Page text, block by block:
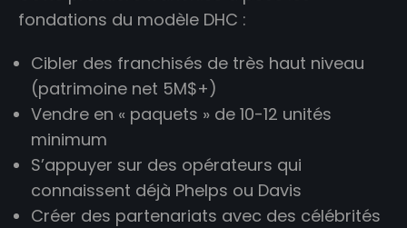
fondations du modèle DHC :
Cibler des franchisés de très haut niveau
(patrimoine net 5M$+)
Vendre en « paquets » de 10-12 unités
minimum
S’appuyer sur des opérateurs qui
connaissent déjà Phelps ou Davis
Créer des partenariats avec des célébrités